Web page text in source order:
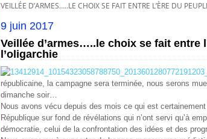
VEILLÉE D’ARMES…..LE CHOIX SE FAIT ENTRE L’ÈRE DU
9 juin 2017
Veillée d’armes…..le choix se fait entre
l’oligarchie
républicaine, la campagne sera terminée, nous serons
dimanche soir…
Nous avons vécu depuis des mois ce qui est
République sur fond de révélations qui n’ont servi qu’à
démocratie, celui de la confrontation des idées et des